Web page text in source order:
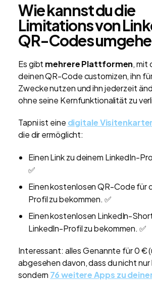
Wie kannst du die
Limitations von
QR-Codes
Es gibt mehrere Plattformen, mit
deinen QR-Code customizen, ihn
Zwecke nutzen und ihn jederzeit
ohne seine Kernfunktionalität zu
Tapni ist eine digitale
die dir ermöglicht:
Einen Link zu deinem LinkedIn-
✅
Einen kostenlosen QR-Code für
Profil zu bekommen. ✅
Einen kostenlosen LinkedIn-
LinkedIn-Profil zu bekommen. ✅
Interessant: alles Genannte für 0 €
abgesehen davon, dass du nicht nur
sondern 76 weitere Apps zu